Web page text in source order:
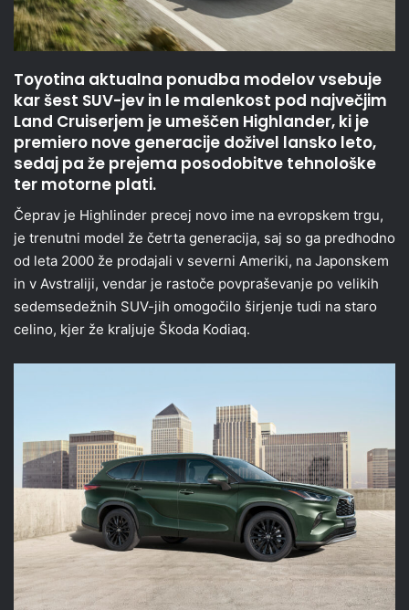
Toyotina aktualna ponudba modelov vsebuje
kar šest SUV-jev in le malenkost pod največjim
Land Cruiserjem je umeščen Highlander, ki je
premiero nove generacije doživel lansko leto,
sedaj pa že prejema posodobitve tehnološke
ter motorne plati.
Čeprav je Highlinder precej novo ime na evropskem trgu,
je trenutni model že četrta generacija, saj so ga predhodno
od leta 2000 že prodajali v severni Ameriki, na Japonskem
in v Avstraliji, vendar je rastoče povpraševanje po velikih
sedemsedežnih SUV-jih omogočilo širjenje tudi na staro
celino, kjer že kraljuje Škoda Kodiaq.